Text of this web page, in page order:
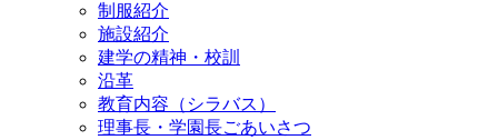
制服紹介
施設紹介
建学の精神・校訓
沿革
教育内容（シラバス）
理事長・学園長ごあいさつ